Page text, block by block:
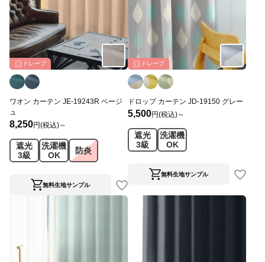
ドレープ
ワオン カーテン JE-19243R ベージ
ュ
8,250円(税込)～
遮光
3級
洗濯機
OK
防炎
無料生地サンプル
ドレープ
ドロップ カーテン JD-19150 グレー
5,500円(税込)～
遮光
3級
洗濯機
OK
無料生地サンプル